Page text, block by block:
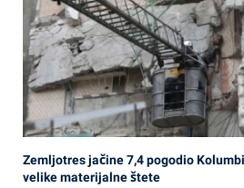
Zemljotres jačine 7,4 pogodio
velike materijalne štete